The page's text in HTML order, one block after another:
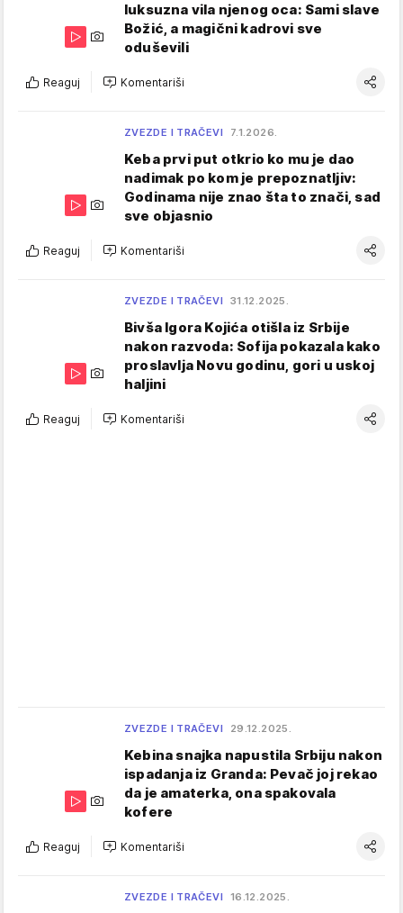
luksuzna vila njenog oca: Sami slave
Božić, a magični kadrovi sve
oduševili
Reaguj Komentariši
ZVEZDE I TRAČEVI 7.1.2026.
Keba prvi put otkrio ko mu je dao
nadimak po kom je prepoznatljiv:
Godinama nije znao šta to znači, sad
sve objasnio
Reaguj Komentariši
ZVEZDE I TRAČEVI 31.12.2025.
Bivša Igora Kojića otišla iz Srbije
nakon razvoda: Sofija pokazala kako
proslavlja Novu godinu, gori u uskoj
haljini
Reaguj Komentariši
ZVEZDE I TRAČEVI 29.12.2025.
Kebina snajka napustila Srbiju nakon
ispadanja iz Granda: Pevač joj rekao
da je amaterka, ona spakovala
kofere
Reaguj Komentariši
ZVEZDE I TRAČEVI 16.12.2025.